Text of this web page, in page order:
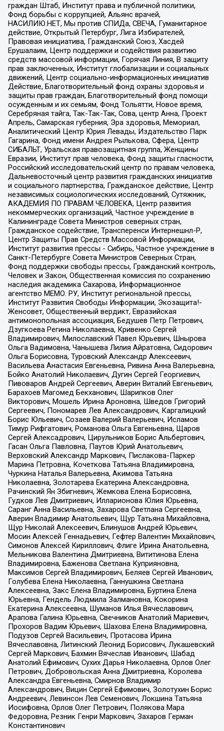
граждан Штаб, Институт права и публичной политики,
Фонд борьбы с коррупцией, Альянс врачей,
НАСИЛИЮ.НЕТ, Мы против СПИДа, СВЕЧА, Гуманитарное
действие, Открытый Петербург, Лига Избирателей,
Правовая инициатива, Гражданский Союз, Хасдей
Ерушалаим, Центр поддержки и содействия развитию
средств массовой информации, Горячая Линия, В защиту
прав заключенных, Институт глобализации и социальных
движений, Центр социально-информационных инициатив
Действие, Благотворительный фонд охраны здоровья и
защиты прав граждан, Благотворительный фонд помощи
осужденным и их семьям, Фонд Тольятти, Новое время,
Серебряная тайга, Так-Так-Так, Сова, центр Анна, Проект
Апрель, Самарская губерния, Эра здоровья, Мемориал,
Аналитический Центр Юрия Левады, Издательство Парк
Гагарина, Фонд имени Андрея Рылькова, Сфера, Центр
СИБАЛЬТ, Уральская правозащитная группа, Женщины
Евразии, Институт прав человека, Фонд защиты гласности,
Российский исследовательский центр по правам человека,
Дальневосточный центр развития гражданских инициатив
и социального партнерства, Гражданское действие, Центр
независимых социологических исследований, Сутяжник,
АКАДЕМИЯ ПО ПРАВАМ ЧЕЛОВЕКА, Центр развития
некоммерческих организаций, Частное учреждение в
Калининграде Совета Министров северных стран,
Гражданское содействие, Трансперенси Интернешнл-Р,
Центр Защиты Прав Средств Массовой Информации,
Институт развития прессы - Сибирь, Частное учреждение в
Санкт-Петербурге Совета Министров Северных Стран,
Фонд поддержки свободы прессы, Гражданский контроль,
Человек и Закон, Общественная комиссия по сохранению
наследия академика Сахарова, Информационное
агентство МЕМО. РУ, Институт региональной прессы,
Институт Развития Свободы Информации, Экозащита!-
Женсовет, Общественный вердикт, Евразийская
антимонопольная ассоциация, Бедушев Петр Петрович,
Дзугкоева Регина Николаевна, Кривенко Сергей
Владимирович, Милославский Павел Юрьевич, Шнырова
Ольга Вадимовна, Чанышева Лилия Айратовна, Сидорович
Ольга Борисовна, Туровский Александр Алексеевич,
Васильева Анастасия Евгеньевна, Ривина Анна Валерьевна,
Бойко Анатолий Николаевич, Дугин Сергей Георгиевич,
Пивоваров Андрей Сергеевич, Аверин Виталий Евгеньевич,
Барахоев Магомед Бекханович, Шарипков Олег
Викторович, Мошель Ирина Ароновна, Шведов Григорий
Сергеевич, Пономарев Лев Александрович, Каргалицкий
Борис Юльевич, Созаев Валерий Валерьевич, Исламов
Тимур Рифгатович, Романова Ольга Евгеньевна, Щаров
Сергей Алексадрович, Цирульников Борис Альбертович,
Гасан Ольга Павловна, Паутов Юрий Анатольевич,
Верховский Александр Маркович, Пислакова-Паркер
Марина Петровна, Кочеткова Татьяна Владимировна,
Чуркина Наталья Валерьевна, Акимова Татьяна
Николаевна, Золотарева Екатерина Александровна,
Рачинский Ян Збигневич, Жемкова Елена Борисовна,
Гудков Лев Дмитриевич, Илларионова Юлия Юрьевна,
Саранг Анна Васильевна, Захарова Светлана Сергеевна,
Аверин Владимир Анатольевич, Щур Татьяна Михайловна,
Щур Николай Алексеевич, Блинушов Андрей Юрьевич,
Мосин Алексей Геннадьевич, Гефтер Валентин Михайлович,
Симонов Алексей Кириллович, Флиге Ирина Анатольевна,
Мельникова Валентина Дмитриевна, Вититинова Елена
Владимировна, Баженова Светлана Куприяновна,
Максимов Сергей Владимирович, Беляев Сергей Иванович,
Голубева Елена Николаевна, Ганнушкина Светлана
Алексеевна, Закс Елена Владимировна, Буртина Елена
Юрьевна, Гендель Людмила Залмановна, Кокорина
Екатерина Алексеевна, Шуманов Илья Вячеславович,
Арапова Галина Юрьевна, Свечников Анатолий Мариевич,
Прохоров Вадим Юрьевич, Шахова Елена Владимировна,
Подузов Сергей Васильевич, Протасова Ирина
Вячеславовна, Литинский Леонид Борисович, Лукашевский
Сергей Маркович, Бахмин Вячеслав Иванович, Шабад
Анатолий Ефимович, Сухих Дарья Николаевна, Орлов Олег
Петрович, Добровольская Анна Дмитриевна, Королева
Александра Евгеньевна, Смирнов Владимир
Александрович, Вицин Сергей Ефимович, Золотухин Борис
Андреевич, Левинсон Лев Семенович, Локшина Татьяна
Иосифовна, Орлов Олег Петрович, Полякова Мара
Федоровна, Резник Генри Маркович, Захаров Герман
Константинович